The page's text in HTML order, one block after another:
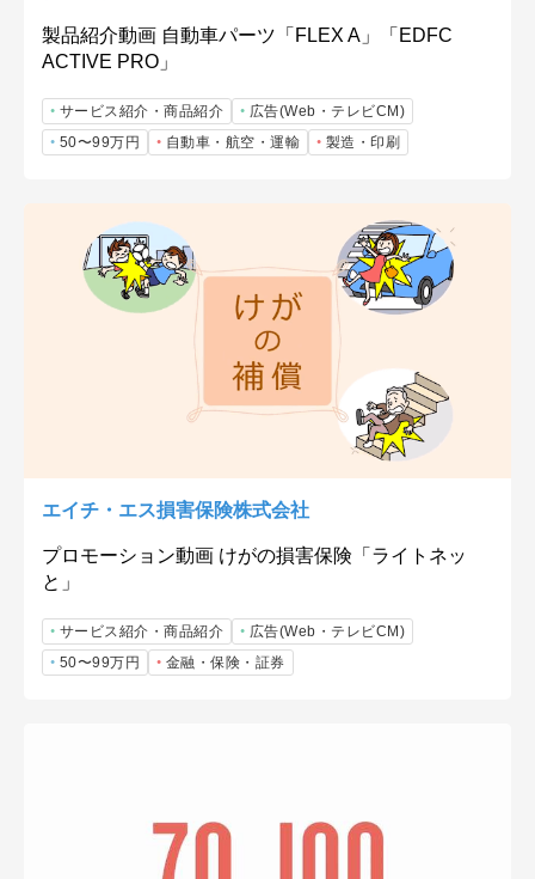
製品紹介動画 自動車パーツ「FLEX A」「EDFC
ACTIVE PRO」
サービス紹介・商品紹介
広告(Web・テレビCM)
50〜99万円
自動車・航空・運輸 製造・印刷
エイチ・エス損害保険株式会社
プロモーション動画 けがの損害保険「ライトネッ
と」
サービス紹介・商品紹介
広告(Web・テレビCM)
50〜99万円
金融・保険・証券